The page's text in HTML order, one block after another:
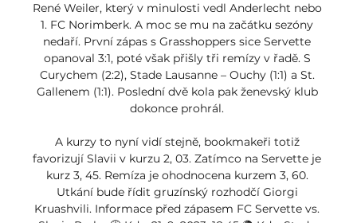
René Weiler, který v minulosti vedl Anderlecht nebo
1. FC Norimberk. A moc se mu na začátku sezóny
nedaří. První zápas s Grasshoppers sice Servette
opanoval 3:1, poté však přišly tři remízy v řadě. S
Curychem (2:2), Stade Lausanne – Ouchy (1:1) a St.
Gallenem (1:1). Poslední dvě kola pak ženevský klub
dokonce prohrál.
A kurzy to nyní vidí stejně, bookmakeři totiž
favorizují Slavii v kurzu 2, 03. Zatímco na Servette je
kurz 3, 45. Remíza je ohodnocena kurzem 3, 60.
Utkání bude řídit gruzínský rozhodčí Giorgi
Kruashvili. Informace před zápasem FC Servette vs.